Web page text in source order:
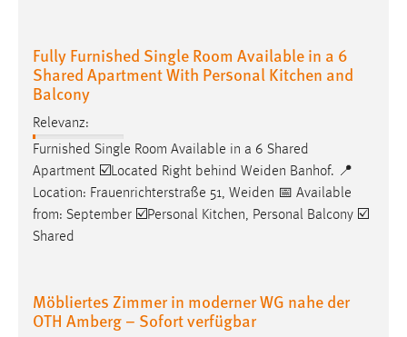
Fully Furnished Single Room Available in a 6
Shared Apartment With Personal Kitchen and
Balcony
Relevanz:
Furnished Single Room Available in a 6 Shared
Apartment ☑️Located Right behind Weiden Banhof. 📍
Location: Frauenrichterstraße 51, Weiden 📅 Available
from: September ☑️Personal Kitchen, Personal Balcony ☑️
Shared
Möbliertes Zimmer in moderner WG nahe der
OTH Amberg – Sofort verfügbar